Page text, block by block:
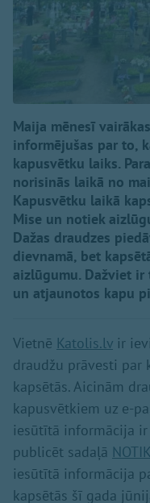
Maija mēnesī
informējušas par to,
kapusvētku laiks.
norisinās laikā no
Kapusvētku laikā
Mise un notiek
Dažas draudzes
dievnamā, bet
aizlūgumu. Dažviet
un atjaunotos kapu
Vietnē Katolis.lv ir
draudžu prāvesti par
kapsētās. Aicinām
kapusvētkiem uz e-
iesūtītā informācija
publicēt sadaļā
iesūtītā informācija
kapsētās šī gada